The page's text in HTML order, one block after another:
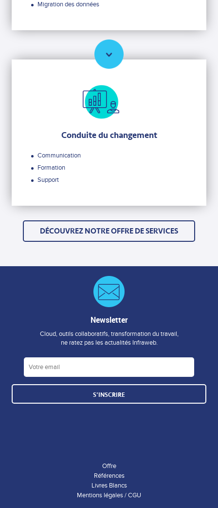
Migration des données
Conduite du changement
Communication
Formation
Support
DÉCOUVREZ NOTRE OFFRE DE SERVICES
Offre
Références
Livres Blancs
Mentions légales / CGU
Newsletter
Cloud, outils collaboratifs, transformation du travail,
ne ratez pas les actualités Infraweb.
S'INSCRIRE